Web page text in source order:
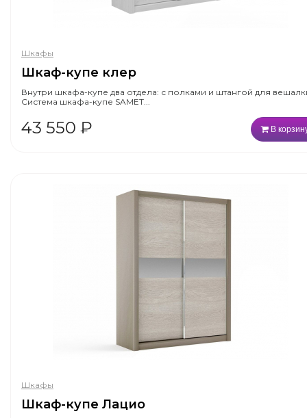
Шкафы
Шкаф-купе клер
Внутри шкафа-купе два отдела: с полками и штангой для
Система шкафа-купе SAMET...
43 550 ₽ В
Шкафы
Шкаф-купе Лацио